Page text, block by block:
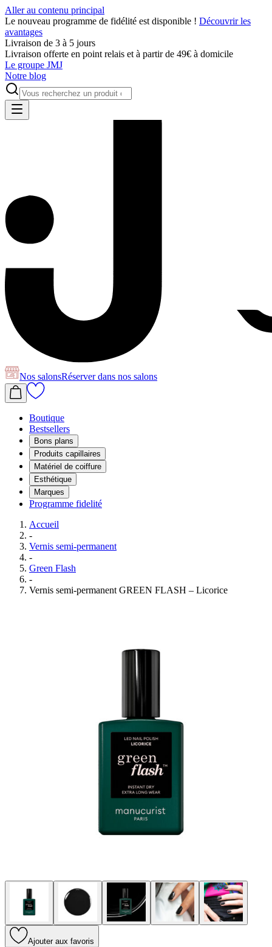
Aller au contenu principal
Le nouveau programme de fidélité est disponible ! Découvrir les
avantages
Livraison de 3 à 5 jours
Livraison offerte en point relais et à partir de 49€ à domicile
Le groupe JMJ
Notre blog
Nos salonsRéserverdans nos salons
Boutique
Bestsellers
Bons plans
Produits capillaires
Matériel de coiffure
Esthétique
Marques
Programme fidelité
Accueil
-
Vernis semi-permanent
-
Green Flash
-
Vernis semi-permanent GREEN FLASH – Licorice
Ajouter aux favoris